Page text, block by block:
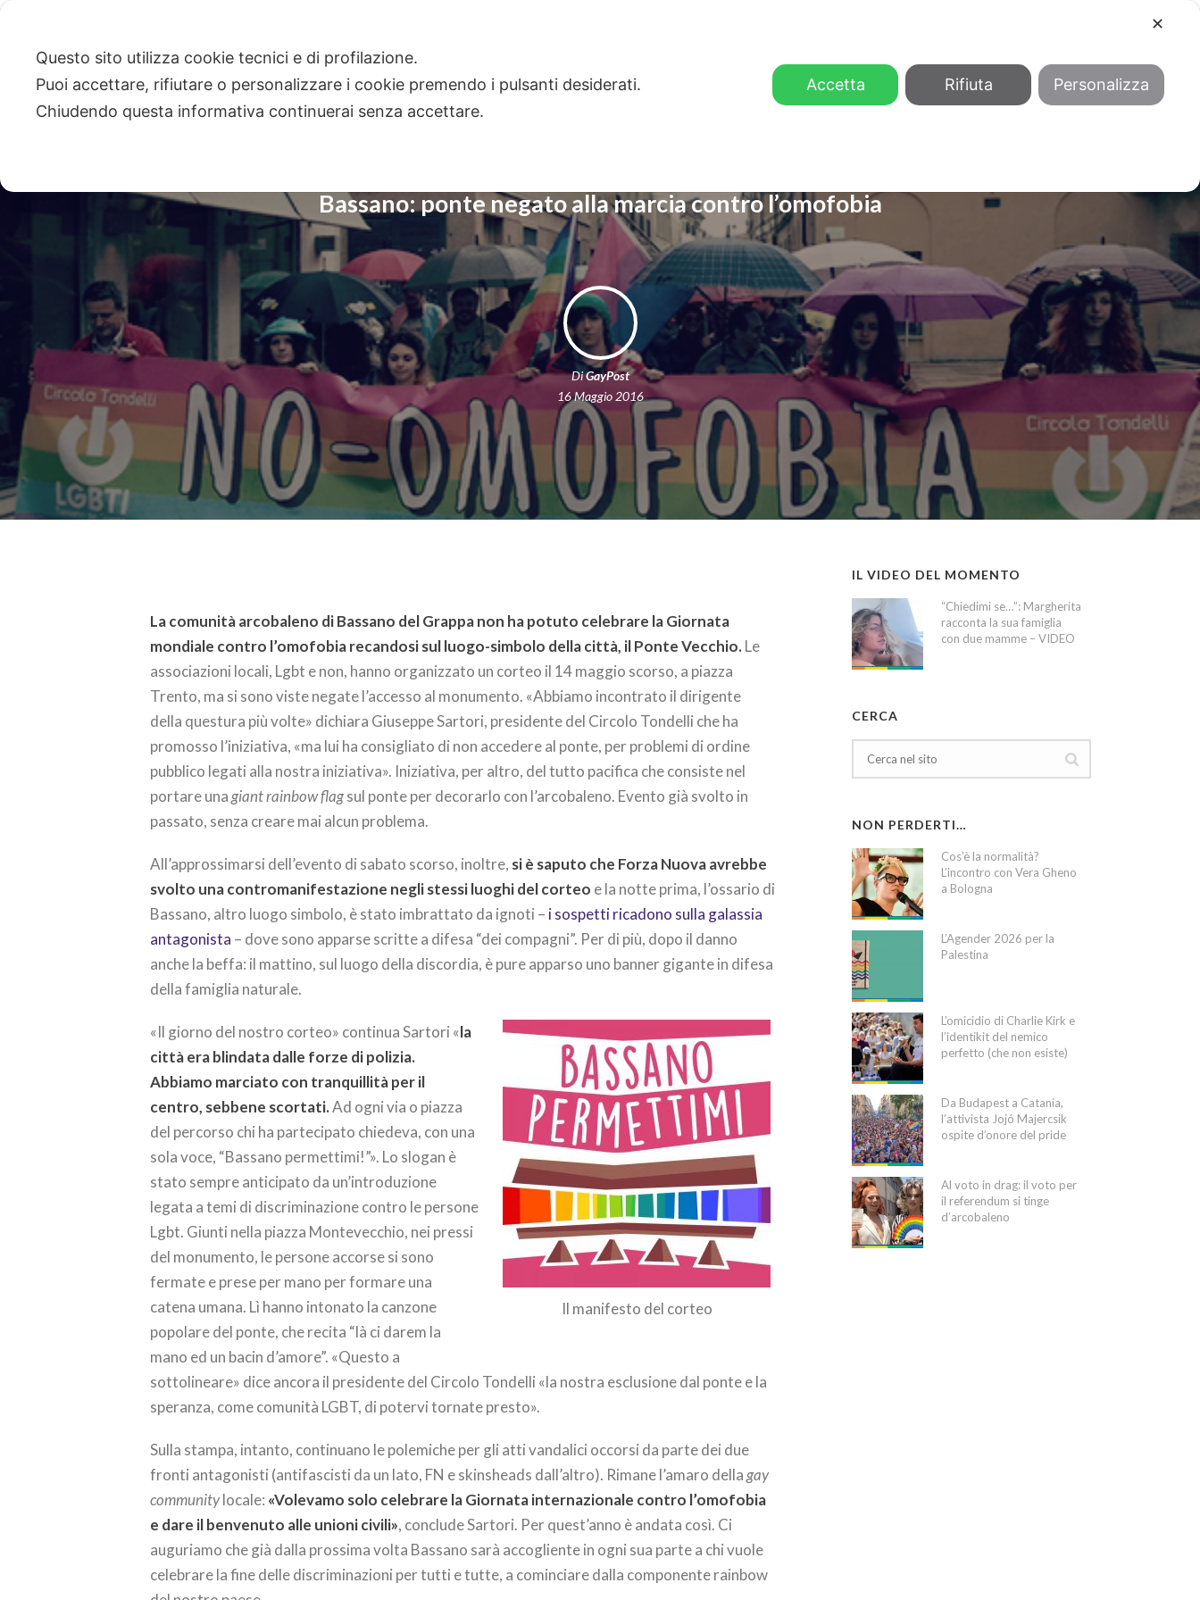
Bassano: ponte negato alla marcia contro l’omofobia
DiGayPost
16 Maggio 2016
La comunità arcobaleno di Bassano del Grappa non ha potuto celebrare la Giornata
mondiale contro l’omofobia recandosi sul luogo-simbolo della città, il Ponte Vecchio.Le
associazioni locali, Lgbt e non, hanno organizzato un corteo il 14 maggio scorso, a piazza
Trento, ma si sono viste negate l’accesso al monumento. «Abbiamo incontrato il dirigente
della questura più volte» dichiara Giuseppe Sartori, presidente del Circolo Tondelli che ha
promosso l’iniziativa, «ma lui ha consigliato di non accedere al ponte, per problemi di ordine
pubblico legati alla nostra iniziativa». Iniziativa, per altro, del tutto pacifica che consiste nel
portare unagiant rainbow flagsul ponte per decorarlo con l’arcobaleno. Evento già svolto in
passato, senza creare mai alcun problema.
All’approssimarsi dell’evento di sabato scorso, inoltre, si è saputo che Forza Nuova avrebbe
svolto una contromanifestazione negli stessi luoghi del corteo e la notte prima, l’ossario di
Bassano, altro luogo simbolo, è stato imbrattato da ignoti – i sospetti ricadono sulla galassia
antagonista – dove sono apparse scritte a difesa “dei compagni”. Per di più, dopo il danno
anche la beffa: il mattino, sul luogo della discordia, è pure apparso uno banner gigante in difesa
della famiglia naturale.
Il manifesto del corteo
«Il giorno del nostro corteo» continua Sartori «la
città era blindata dalle forze di polizia.
Abbiamo marciato con tranquillità per il
centro, sebbene scortati.Ad ogni via o piazza
del percorso chi ha partecipato chiedeva, con una
sola voce, “Bassano permettimi!”». Lo slogan è
stato sempre anticipato da un’introduzione
legata a temi di discriminazione contro le persone
Lgbt. Giunti nella piazza Montevecchio, nei pressi
del monumento, le persone accorse si sono
fermate e prese per mano per formare una
catena umana. Lì hanno intonato la canzone
popolare del ponte, che recita “là ci darem la
mano ed un bacin d’amore”. «Questo a
sottolineare» dice ancora il presidente del Circolo Tondelli «la nostra esclusione dal ponte e la
speranza, come comunità LGBT, di potervi tornate presto».
Sulla stampa, intanto, continuano le polemiche per gli atti vandalici occorsi da parte dei due
fronti antagonisti (antifascisti da un lato, FN e skinsheads dall’altro). Rimane l’amaro dellagay
communitylocale: «Volevamo solo celebrare la Giornata internazionale contro l’omofobia
e dare il benvenuto alle unioni civili», conclude Sartori. Per quest’anno è andata così. Ci
auguriamo che già dalla prossima volta Bassano sarà accogliente in ogni sua parte a chi vuole
celebrare la fine delle discriminazioni per tutti e tutte, a cominciare dalla componente rainbow
IL VIDEO DEL MOMENTO
“Chiedimi se…”: Margherita
racconta la sua famiglia
con due mamme – VIDEO
CERCA
NON PERDERTI…
Cos’è la normalità?
L’incontro con Vera Gheno
a Bologna
L’Agender 2026 per la
Palestina
L’omicidio di Charlie Kirk e
l’identikit del nemico
perfetto (che non esiste)
Da Budapest a Catania,
l’attivista Jojó Majercsik
ospite d’onore del pride
Al voto in drag: il voto per
il referendum si tinge
d’arcobaleno
✕
Questo sito utilizza cookie tecnici e di profilazione.
Puoi accettare, rifiutare o personalizzare i cookie premendo i pulsanti desiderati.
Chiudendo questa informativa continuerai senza accettare.
Accetta Rifiuta Personalizza